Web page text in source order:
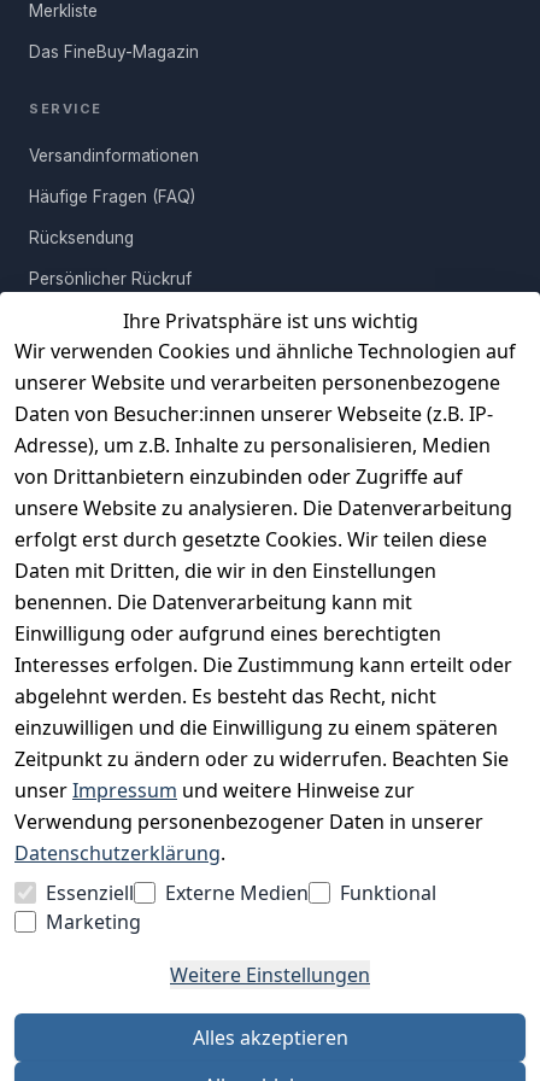
pulverbeschichteten Metallgestell. Durch die einzigartigen
Unikat! Bleiben Sie individuell mit ausgesuchten Möbelstücken
Ihre Privatsphäre ist uns wichtig
Wir verwenden Cookies und ähnliche Technologien auf
unserer Website und verarbeiten personenbezogene
Daten von Besucher:innen unserer Webseite (z.B. IP-
Adresse), um z.B. Inhalte zu personalisieren, Medien
von Drittanbietern einzubinden oder Zugriffe auf
unsere Website zu analysieren. Die Datenverarbeitung
erfolgt erst durch gesetzte Cookies. Wir teilen diese
Daten mit Dritten, die wir in den Einstellungen
benennen. Die Datenverarbeitung kann mit
Einwilligung oder aufgrund eines berechtigten
Interesses erfolgen. Die Zustimmung kann erteilt oder
abgelehnt werden. Es besteht das Recht, nicht
einzuwilligen und die Einwilligung zu einem späteren
Zeitpunkt zu ändern oder zu widerrufen. Beachten Sie
unserImpressum und weitere Hinweise zur
Verwendung personenbezogener Daten in unserer
Datenschutzerklärung.
Essenziell
Externe Medien
Funktional
Marketing
Weitere Einstellungen
Alles akzeptieren
Merkliste
Das FineBuy-Magazin
SERVICE
Versandinformationen
Häufige Fragen (FAQ)
Rücksendung
Persönlicher Rückruf
Erfahrungen
Vertrag widerrufen
INFORMATIONEN
AGB
Widerrufsrecht
Datenschutz
Unser Unternehmen
Charity & Wohltätigkeit
BESUCHE UNS
BEQUEM BEZAHLEN MIT